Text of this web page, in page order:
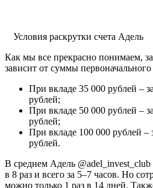
Условия раскрутки счета Адель
Как мы все прекрасно понимаем,
зависит от суммы первоначального
При вкладе 35 000 рублей –
рублей;
При вкладе 50 000 рублей –
рублей;
При вкладе 100 000 рублей –
рублей.
В среднем Адель @adel_invest_club
в 8 раз и всего за 5–7 часов. Но
можно только 1 раз в 14 дней.